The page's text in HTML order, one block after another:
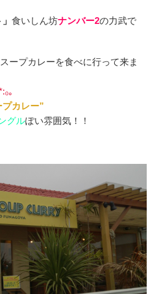
食いしん坊ナンバー2の力武で
ープカレーを食べに行って来ま
｡
カレー”
グルぽい雰囲気！！